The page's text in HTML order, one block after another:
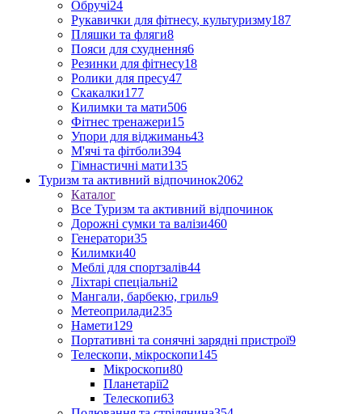
Обручі24
Рукавички для фітнесу, культуризму187
Пляшки та фляги8
Пояси для схуднення6
Резинки для фітнесу18
Ролики для пресу47
Скакалки177
Килимки та мати506
Фітнес тренажери15
Упори для віджимань43
М'ячі та фітболи394
Гімнастичні мати135
Туризм та активний відпочинок2062
Каталог
Все Туризм та активний відпочинок
Дорожні сумки та валізи460
Генератори35
Килимки40
Меблі для спортзалів44
Ліхтарі спеціальні2
Мангали, барбекю, гриль9
Метеоприлади235
Намети129
Портативні та сонячні зарядні пристрої9
Телескопи, мікроскопи145
Мікроскопи80
Планетарії2
Телескопи63